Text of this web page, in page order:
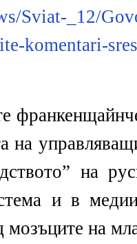
Sviat-_12/
komentari-
на
на
и в
мозъците на